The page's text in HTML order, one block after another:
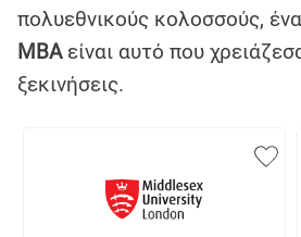
πολυεθνικούς κολοσσούς, ένα
MBAείναι αυτό που
ξεκινήσεις.